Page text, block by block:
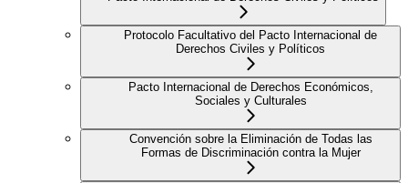
Protocolo Facultativo del Pacto Internacional de
Derechos Civiles y Políticos
Pacto Internacional de Derechos Económicos,
Sociales y Culturales
Convención sobre la Eliminación de Todas las
Formas de Discriminación contra la Mujer